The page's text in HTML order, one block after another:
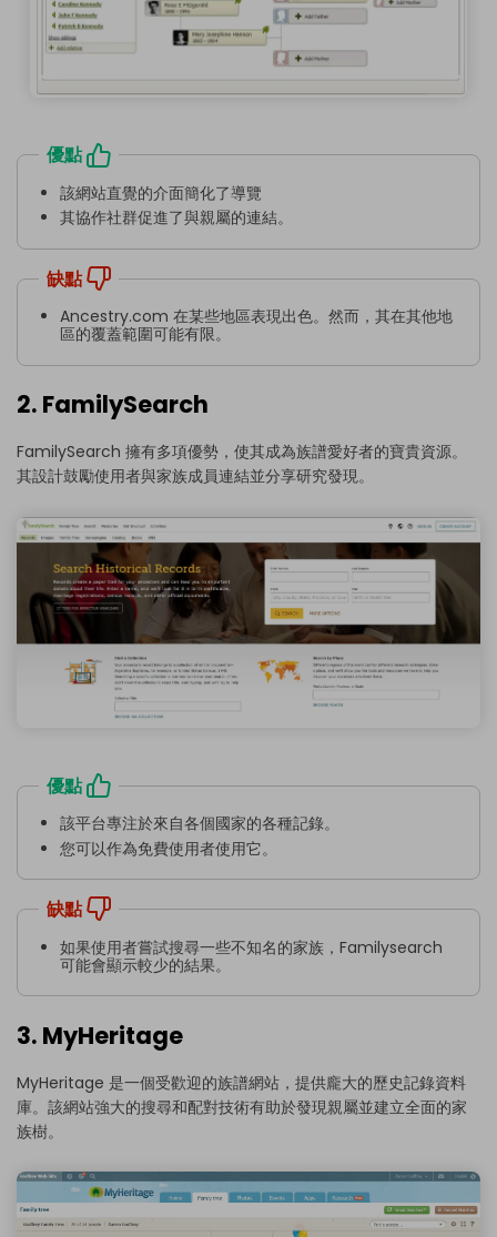
優點
該網站直覺的介面簡化了導覽
其協作社群促進了與親屬的連結。
缺點
Ancestry.com 在某些地區表現出色。然而，其在其他地
區的覆蓋範圍可能有限。
2. FamilySearch
FamilySearch 擁有多項優勢，使其成為族譜愛好者的寶貴資源。
其設計鼓勵使用者與家族成員連結並分享研究發現。
優點
該平台專注於來自各個國家的各種記錄。
您可以作為免費使用者使用它。
缺點
如果使用者嘗試搜尋一些不知名的家族，Familysearch
可能會顯示較少的結果。
3. MyHeritage
MyHeritage 是一個受歡迎的族譜網站，提供龐大的歷史記錄資料
庫。該網站強大的搜尋和配對技術有助於發現親屬並建立全面的家
族樹。